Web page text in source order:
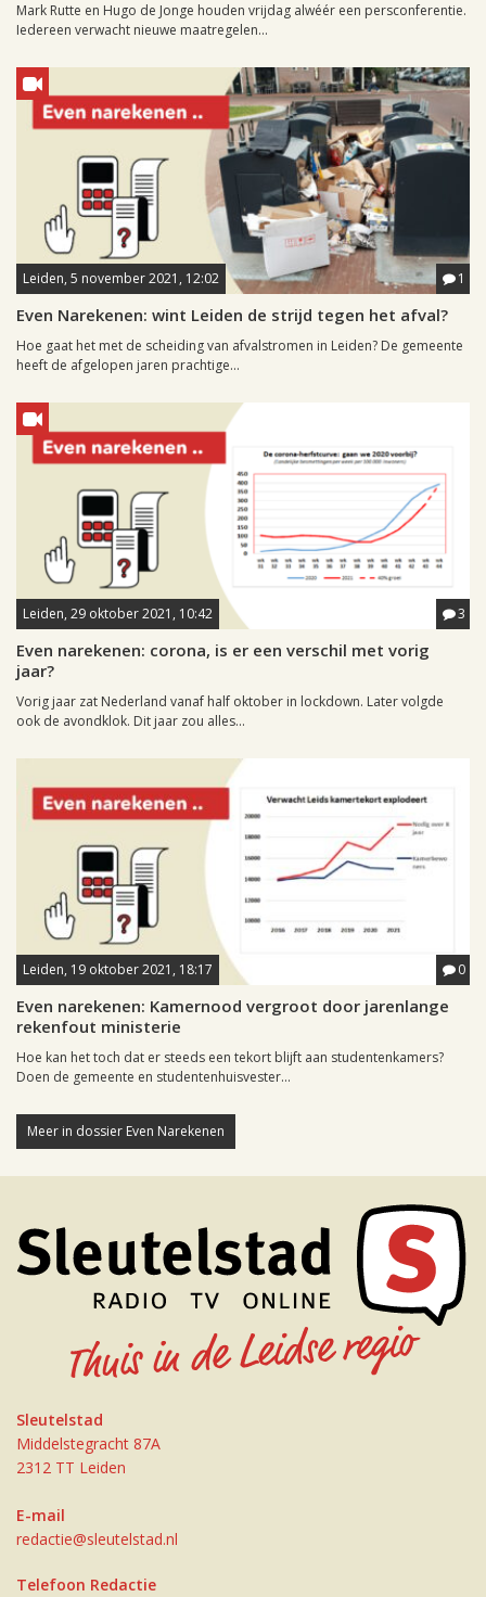
Mark Rutte en Hugo de Jonge houden vrijdag alwéér een persconferentie.
Iedereen verwacht nieuwe maatregelen...
Leiden, 5 november 2021, 12:02 1
Even Narekenen: wint Leiden de strijd tegen het afval?
Hoe gaat het met de scheiding van afvalstromen in Leiden? De gemeente
heeft de afgelopen jaren prachtige...
Leiden, 29 oktober 2021, 10:42 3
Even narekenen: corona, is er een verschil met vorig
jaar?
Vorig jaar zat Nederland vanaf half oktober in lockdown. Later volgde
ook de avondklok. Dit jaar zou alles...
Leiden, 19 oktober 2021, 18:17 0
Even narekenen: Kamernood vergroot door jarenlange
rekenfout ministerie
Hoe kan het toch dat er steeds een tekort blijft aan studentenkamers?
Doen de gemeente en studentenhuisvester...
Meer in dossier Even Narekenen
Sleutelstad
Middelstegracht 87A
2312 TT Leiden
E-mail
redactie@sleutelstad.nl
Telefoon Redactie